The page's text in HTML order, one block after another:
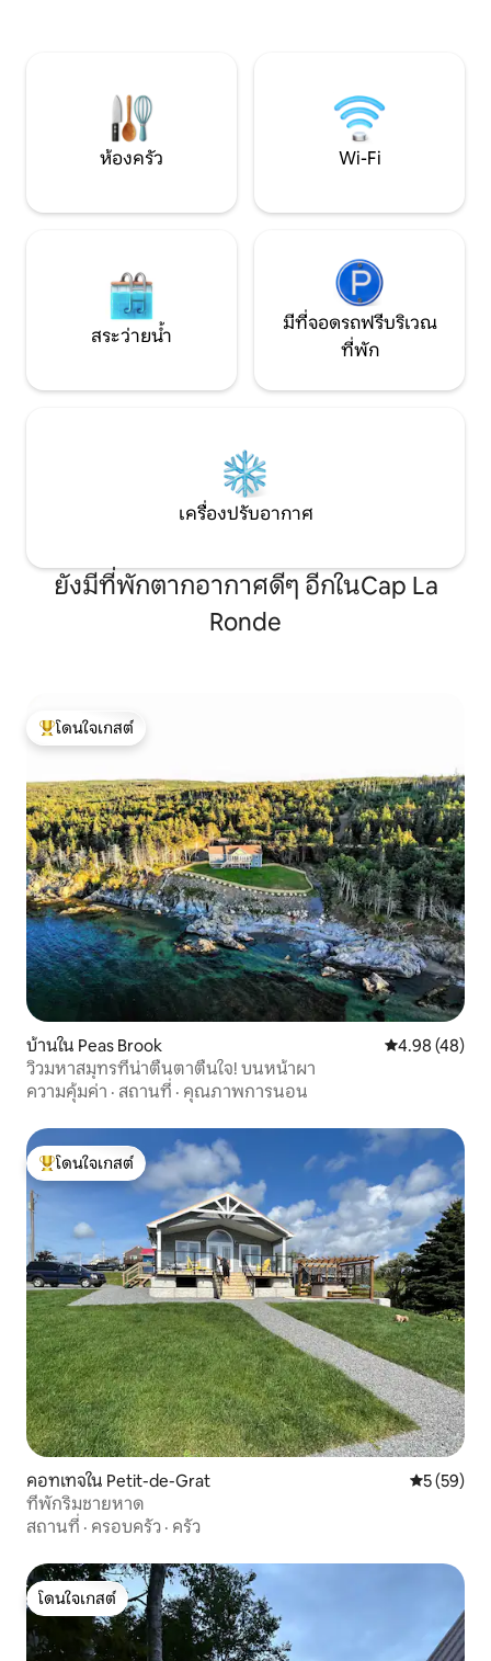
กับการพักผ่อน/การผจญภัย @ The Rock
ห้องครัว Wi-Fi
สระว่ายน้ำ
มีที่จอดรถฟรีบริเวณ
ที่พัก
เครื่องปรับอากาศ
ยังมีที่พักตากอากาศดีๆ อีกในCap La
Ronde
โดนใจเกสต์ที่สุด
โดนใจเกสต์
บ้านใน Peas Brook คะแนนเฉลี่ย
4.98 (48)
วิวมหาสมุทรที่น่าตื่นตาตื่นใจ! บนหน้าผา
ความคุ้มค่า · สถานที่ · คุณภาพการนอน
โดนใจเกสต์ที่สุด
โดนใจเกสต์
คอทเทจใน Petit-de-Grat คะแนนเฉลี่
5 (59)
ที่พักริมชายหาด
สถานที่ · ครอบครัว · ครัว
โดนใจเกสต์
โดนใจเกสต์